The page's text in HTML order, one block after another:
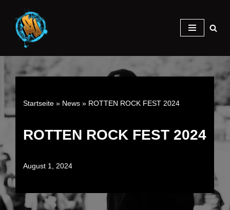
Zum
Inhalt
Startseite » News » ROTTEN ROCK FEST 2024
ROTTEN ROCK FEST 2024
August 1, 2024